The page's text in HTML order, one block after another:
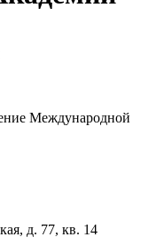
Международной
д. 77, кв. 14